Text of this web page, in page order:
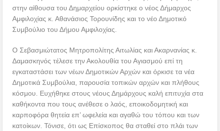
στην αίθουσα του Δημαρχείου ορκίστηκε ο νέος Δήμαρχος
Αμφιλοχίας κ. Αθανάσιος Τορουνίδης και το νέο Δημοτικό
Συμβούλιο του Δήμου Αμφιλοχίας.
Ο Σεβασμιώτατος Μητροπολίτης Αιτωλίας και Ακαρνανίας κ.
Δαμασκηνός τέλεσε την Ακολουθία του Αγιασμού επί τη
εγκαταστάσει των νέων Δημοτικών Αρχών και όρκισε τα νέα
Δημοτικά Συμβούλια, παρουσία τοπικών αρχών και πλήθους
κόσμου. Ευχήθηκε στους νέους Δημάρχους καλή επιτυχία στα
καθήκοντα που τους ανέθεσε ο λαός, εποικοδομητική και
καρποφόρα θητεία επ’ ωφελεία και αγαθώ του τόπου και των
κατοίκων. Τόνισε, ότι ως Επίσκοπος θα σταθεί στο πλάι των